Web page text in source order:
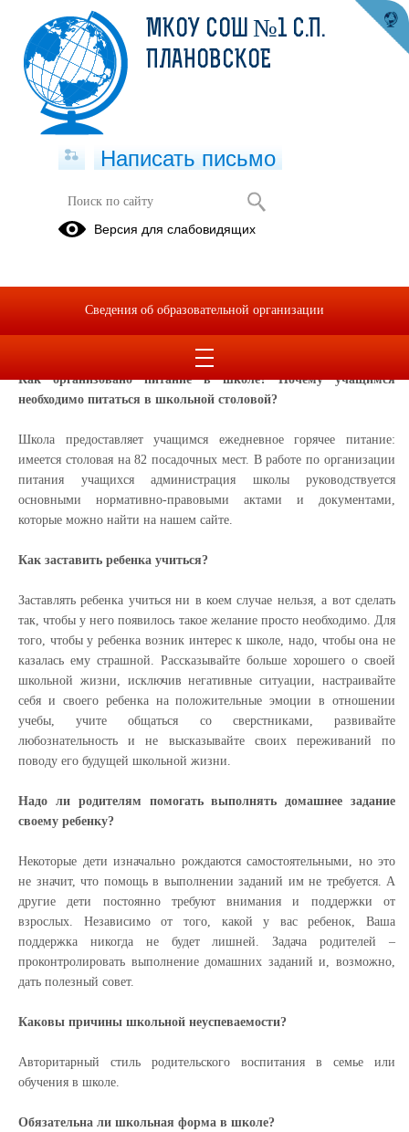
Часто задаваемые вопросы
Дополнительную информацию можно получить в канцелярии
школы.
Как организовано питание в школе? Почему учащимся
необходимо питаться в школьной столовой?
Школа предоставляет учащимся ежедневное горячее питание:
имеется столовая на 82 посадочных мест. В работе по организации
питания учащихся администрация школы руководствуется
основными нормативнo-правовыми актами и документами,
которые можно найти на нашем сайте.
Как заставить ребенка учиться?
Заставлять ребенка учиться ни в коем случае нельзя, а вот сделать
так, чтобы у него появилось такое желание просто необходимо. Для
того, чтобы у ребенка возник интерес к школе, надо, чтобы она не
казалась ему страшной. Рассказывайте больше хорошего о своей
школьной жизни, исключив негативные ситуации, настраивайте
себя и своего ребенка на положительные эмоции в отношении
учебы, учите общаться со сверстниками, развивайте
любознательность и не высказывайте своих переживаний по
поводу его будущей школьной жизни.
Надо ли родителям помогать выполнять домашнее задание
своему ребенку?
Некоторые дети изначально рождаются самостоятельными, но это
не значит, что помощь в выполнении заданий им не требуется. А
другие дети постоянно требуют внимания и поддержки от
взрослых. Независимо от того, какой у вас ребенок, Ваша
поддержка никогда не будет лишней. Задача родителей –
проконтролировать выполнение домашних заданий и, возможно,
дать полезный совет.
Каковы причины школьной неуспеваемости?
Авторитарный стиль родительского воспитания в семье или
обучения в школе.
Обязательна ли школьная форма в школе?
МКОУ СОШ №1 С.П.
ПЛАНОВСКОЕ
Написать письмо
Версия для слабовидящих
Сведения об образовательной организации